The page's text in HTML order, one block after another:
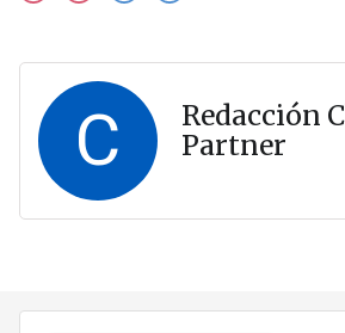
C
Redacción
Partner